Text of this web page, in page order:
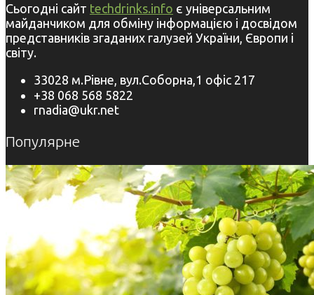
Сьогодні сайт techdrinks.info є універсальним
майданчиком для обміну інформацією і досвідом
представників згаданих галузей України, Європи і
світу.
33028 м.Рівне, вул.Соборна,1 офіс 217
+38 068 568 5822
rnadia@ukr.net
Популярне